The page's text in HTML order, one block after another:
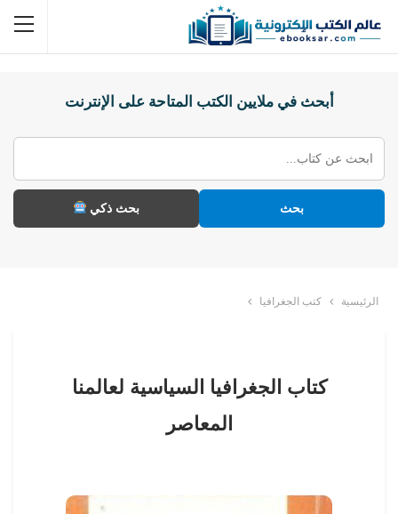
أبحث في ملايين الكتب المتاحة على الإنترنت
بحث بحث ذكي
الرئيسية كتب الجغرافيا
كتاب الجغرافيا السياسية لعالمنا
المعاصر